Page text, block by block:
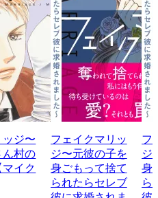
ッジ〜
ん村の
イク
フェイクマリッ
ジ〜元彼の子を
身ごもって捨て
られたらセレブ
フ
ジ
身
ら